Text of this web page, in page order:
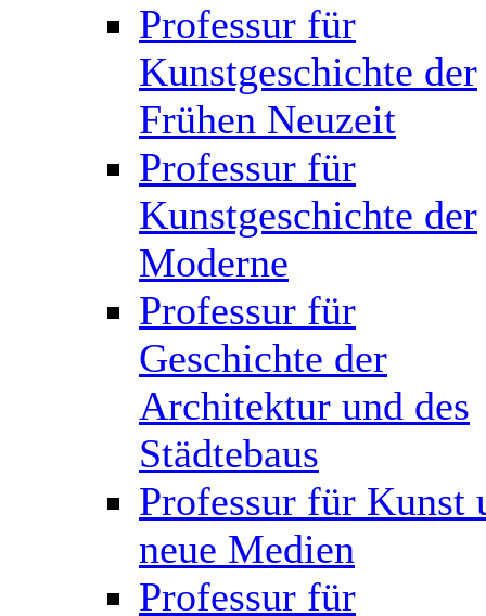
Professur für
Kunstgeschichte der
Frühen Neuzeit
Professur für
Kunstgeschichte der
Moderne
Professur für
Geschichte der
Architektur und des
Städtebaus
Professur für Kunst
neue Medien
Professur für